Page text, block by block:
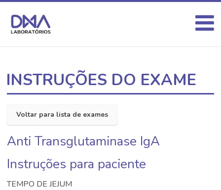
INSTRUÇÕES DO EXAME
Voltar para lista de exames
Anti Transglutaminase IgA
Instruções para paciente
TEMPO DE JEJUM